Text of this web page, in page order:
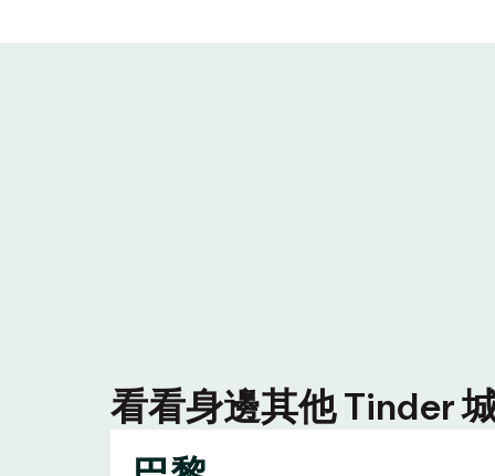
看看身邊其他 Tinder